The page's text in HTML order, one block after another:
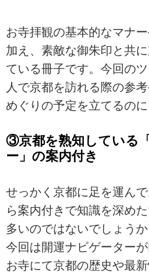
お寺拝観の基本的なマナ
加え、素敵な御朱印と共
ている冊子です。今回の
人で京都を訪れる際の参
めぐりの予定を立てるの
③京都を熟知している
ー」の案内付き
せっかく京都に足を運ん
ら案内付きで知識を深め
多いのではないでしょうか
今回は開運ナビゲーター
お寺にて京都の歴史や最